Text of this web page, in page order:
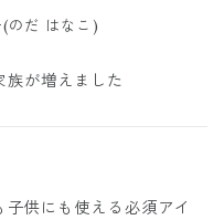
のだ はなこ)
族が増えました
子供にも使える必須アイ